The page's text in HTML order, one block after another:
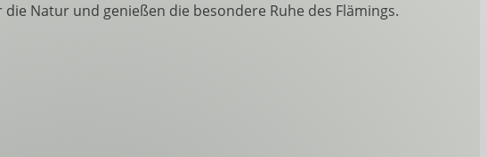
Natur und genießen die besondere Ruhe des Flämings.